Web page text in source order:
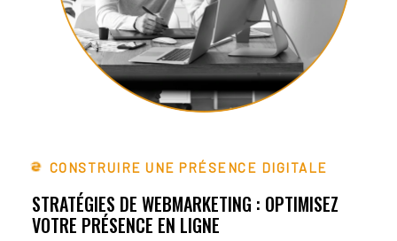
CONSTRUIRE UNE PRÉSENCE DIGITALE
STRATÉGIES DE WEBMARKETING : OPTIMISEZ
VOTRE PRÉSENCE EN LIGNE